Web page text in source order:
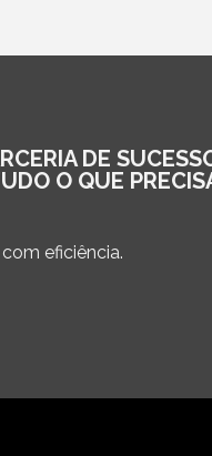
DE
O QUE
eficiência.